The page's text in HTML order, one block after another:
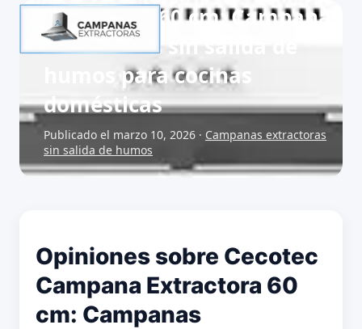
Extractora 60 cm: Campanas
extractoras sin salida de
humos para cocinas
domésticas
Publicado el marzo 10, 2026 · Campanas extractoras
sin salida de humos
Opiniones sobre Cecotec
Campana Extractora 60
cm: Campanas